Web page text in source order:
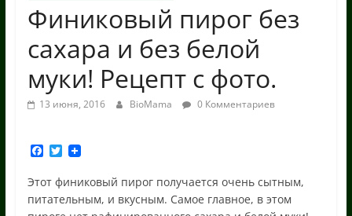
Финиковый пирог без
сахара и без белой
муки! Рецепт с фото.
13 июня, 2016 BioMama 0 Комментариев
F
c
e
b
T
i
t
t
Этот финиковый пирог получается очень сытным,
питательным, и вкусным. Самое главное, в этом